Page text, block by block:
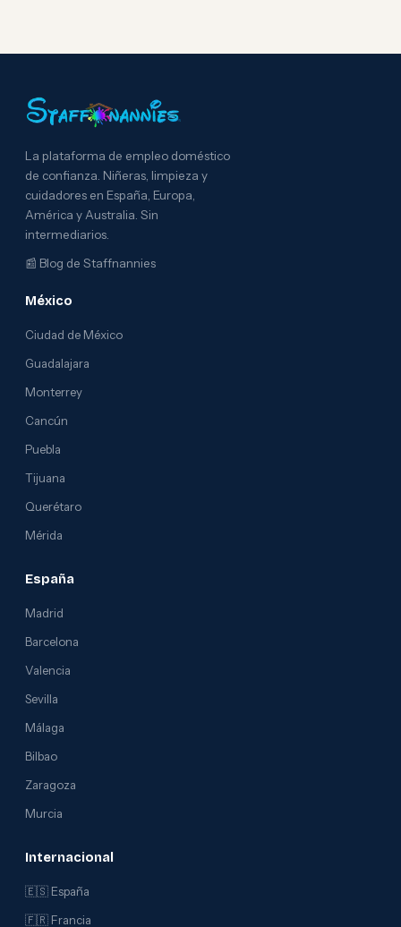
La plataforma de empleo doméstico
de confianza. Niñeras, limpieza y
cuidadores en España, Europa,
América y Australia. Sin
intermediarios.
📰 Blog de Staffnannies
México
Ciudad de México
Guadalajara
Monterrey
Cancún
Puebla
Tijuana
Querétaro
Mérida
España
Madrid
Barcelona
Valencia
Sevilla
Málaga
Bilbao
Zaragoza
Murcia
Internacional
🇪🇸 España
🇫🇷 Francia